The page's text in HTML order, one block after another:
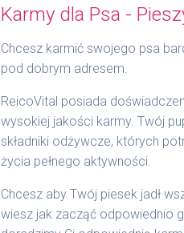
Karmy dla Psa -
Chcesz karmić swojego psa
pod dobrym adresem.
ReicoVital posiada
wysokiej jakości karmy. Twój
składniki odżywcze, których
życia pełnego aktywności.
Chcesz aby Twój piesek jadł
wiesz jak zacząć odpowiednio